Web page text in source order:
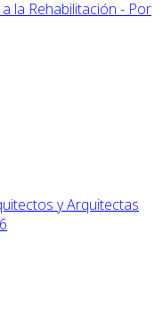
a la Rehabilitación - Por
y Arquitectas